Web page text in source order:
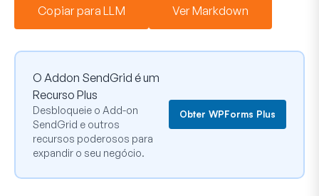
Copiar para LLM Ver Markdown
O Addon SendGrid é um
Recurso Plus
Desbloqueie o Add-on
SendGrid e outros
recursos poderosos para
expandir o seu negócio.
Obter WPForms Plus